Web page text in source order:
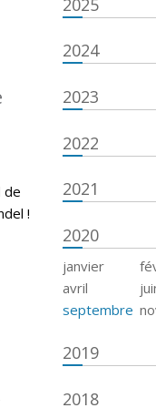
de
!
2024
2023
2022
2021
2020
janvier
avril
septembre
2019
2018